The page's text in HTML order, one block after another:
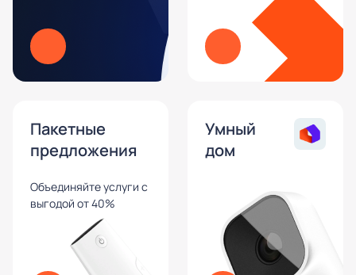
Пакетные
предложения
Объединяйте услуги с
выгодой от 40%
Умный
дом